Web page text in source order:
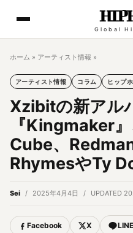
Global
ホーム » アーティスト情報 »
アーティスト情報 コラム ヒップ
Xzibitの新アル
『Kingmaker
Cube、
RhymesやTy
Sei 2025年4月4日 UPDATED
Facebook X LINE